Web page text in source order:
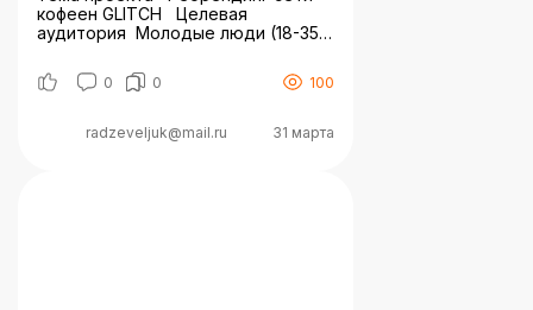
кофеен GLITCH Целевая
аудитория Молодые люди (18-35
жаждут внимания. Они стремятся
к личной свободе и общению. Они
выражать свои чувства. Эти люди
творческие, открытые и культурно
0 0 100
radzeveljuk@mail.ru 31 марта